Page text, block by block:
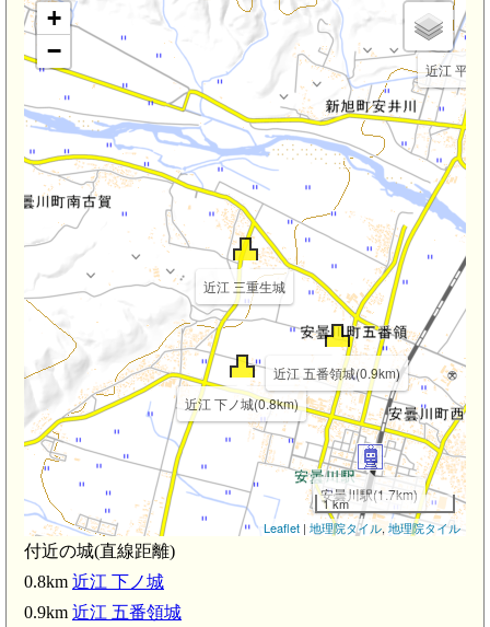
安曇川駅(1.7km)
近江 三重生城
近江 下ノ城(0.8km)
近江 五番領城(0.9km)
近江 平井
+
−
1 km
Leaflet | 地理院タイル, 地理院タイル
付近の城(直線距離)
0.8km 近江 下ノ城
0.9km 近江 五番領城